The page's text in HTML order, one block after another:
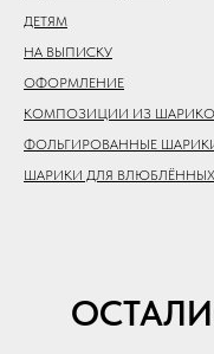
ДЕТЯМ
НА ВЫПИСКУ
ОФОРМЛЕНИЕ
КОМПОЗИЦИИ ИЗ
ФОЛЬГИРОВАННЫЕ
ШАРИКИ ДЛЯ ВЛЮБЛЁННЫХ